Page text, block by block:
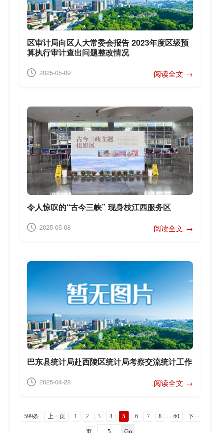
区审计局向区人大常委会报告 2023年度区级预
算执行审计查出问题整改情况
2025-05-09 阅读全文 →
令人惊叹的“古今三峡” 现身枝江西服务区
2025-05-08 阅读全文 →
巴东县统计局赴西陵区统计局考察交流统计工作
2025-04-28 阅读全文 →
599条 上一页 1 2 3 4 5 6 7 8 .. 60 下一
页 Go